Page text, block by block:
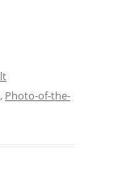
, Photo-of-the-